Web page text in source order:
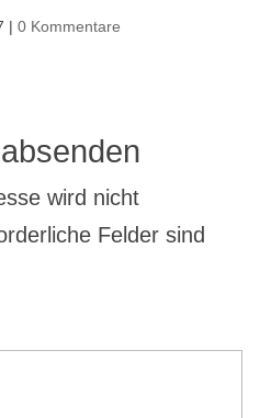
| 0 Kommentare
wird nicht
Felder sind